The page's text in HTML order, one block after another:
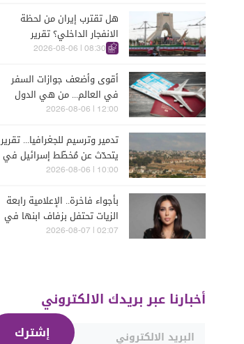
هل تقترب إيران من لحظة
الانفجار الداخلي؟ تقرير
اسرائيلي يكشف الكواليس
08:30 | 2026-08-06
أقوى وأضعف جوازات السفر
في العالم... من هي الدول
التي تصدّرت الترتيب؟
12:00 | 2026-08-06
تدمير وترسيم للجغرافيا... تقرير
يتحدّث عن مُخطّط إسرائيل في
جنوب لبنان
10:00 | 2026-08-06
بأجواء فاخرة.. الإعلامية رابعة
الزيات تحتفل بزفاف ابنها في
البترون (فيديو)
02:07 | 2026-08-07
أخبارنا عبر بريدك الالكتروني
إشترك